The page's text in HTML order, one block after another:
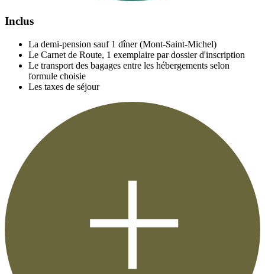
Inclus
La demi-pension sauf 1 dîner (Mont-Saint-Michel)
Le Carnet de Route, 1 exemplaire par dossier d'inscription
Le transport des bagages entre les hébergements selon
formule choisie
Les taxes de séjour